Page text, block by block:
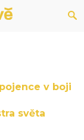
v boji
světa